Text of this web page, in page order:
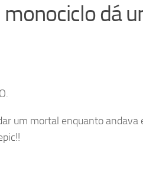
monociclo dá
um mortal enquanto andava